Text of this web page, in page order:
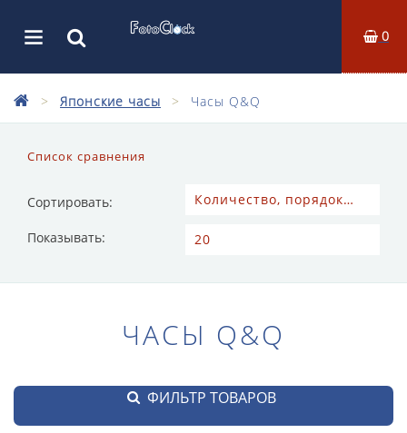
0
Японские часы Часы Q&Q
Список сравнения
Сортировать:
Показывать:
ЧАСЫ Q&Q
ФИЛЬТР ТОВАРОВ